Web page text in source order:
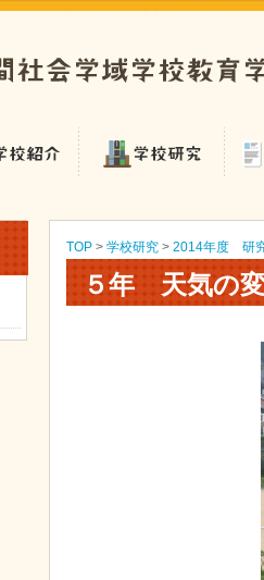
TOP > 学校研究 > 2014年度 研
５年 天気の